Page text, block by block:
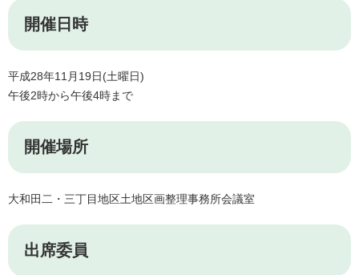
開催日時
平成28年11月19日(土曜日)
午後2時から午後4時まで
開催場所
大和田二・三丁目地区土地区画整理事務所会議室
出席委員